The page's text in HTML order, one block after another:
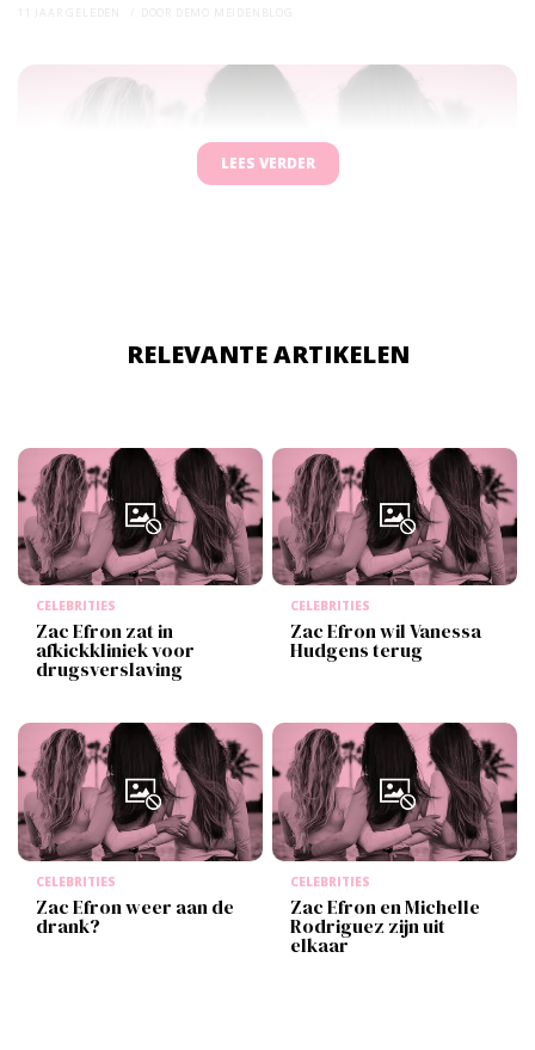
LEES VERDER
RELEVANTE ARTIKELEN
CELEBRITIES
Zac Efron zat in
afkickkliniek voor
drugsverslaving
CELEBRITIES
Zac Efron wil Vanessa
Hudgens terug
CELEBRITIES
Zac Efron weer aan de
drank?
CELEBRITIES
Zac Efron en Michelle
Rodriguez zijn uit
elkaar